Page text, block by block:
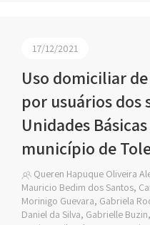
17/12/2021
Uso domiciliar
por usuários dos
Unidades
município de
Queren Hapuque Oliveira
Mauricio Bedim dos Santos,
Morinigo Guevara, Gabriela
Daniel da Silva, Gabrielle